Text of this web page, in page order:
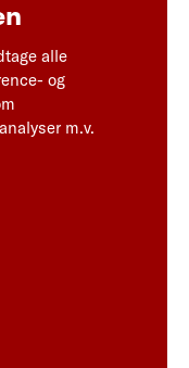
alle
og
m.v.